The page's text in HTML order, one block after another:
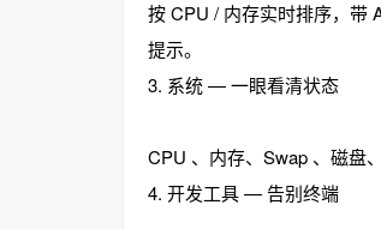
按 CPU / 内存实时排序，带
提示。
3. 系统 — 一眼看清状态
CPU 、内存、Swap 、磁盘
4. 开发工具 — 告别终端